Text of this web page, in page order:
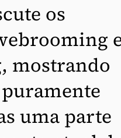
os
mostrando
uma parte